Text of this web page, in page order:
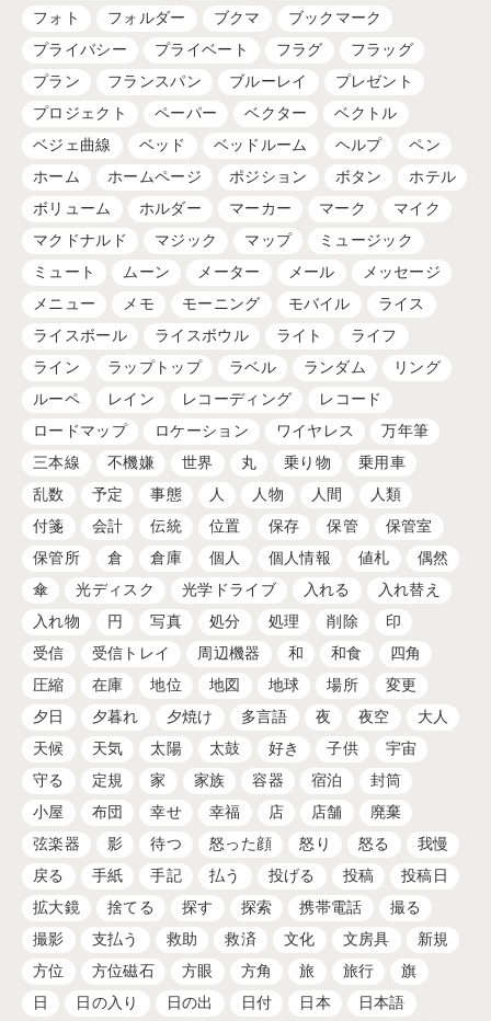
フォト
フォルダー ブクマ
ブックマーク
プライバシー
プライベート フラグ
フラッグ
プラン
フランスパン ブルーレイ
プレゼント
プロジェクト
ペーパー ベクター
ベクトル
ベジェ曲線
ベッド ベッドルーム ヘルプ
ペン
ホーム
ホームページ ポジション ボタン
ホテル
ボリューム
ホルダー マーカー マーク
マイク
マクドナルド
マジック マップ
ミュージック
ミュート
ムーン メーター メール
メッセージ
メニュー
メモ モーニング モバイル
ライス
ライスボール
ライスボウル ライト
ライフ
ライン
ラップトップ ラベル ランダム
リング
ルーペ
レイン レコーディング
レコード
ロードマップ
ロケーション ワイヤレス
万年筆
三本線
不機嫌 世界 丸 乗り物
乗用車
乱数
予定 事態 人 人物 人間
人類
付箋
会計 伝統 位置 保存 保管
保管室
保管所
倉 倉庫 個人 個人情報 値札
偶然
傘
光ディスク 光学ドライブ 入れる
入れ替え
入れ物
円 写真 処分 処理 削除
印
受信
受信トレイ 周辺機器 和 和食
四角
圧縮
在庫 地位 地図 地球 場所
変更
夕日
夕暮れ 夕焼け 多言語 夜 夜空
大人
天候
天気 太陽 太鼓 好き 子供
宇宙
守る
定規 家 家族 容器 宿泊
封筒
小屋
布団 幸せ 幸福 店 店舗
廃棄
弦楽器
影 待つ 怒った顔 怒り 怒る
我慢
戻る
手紙 手記 払う 投げる 投稿
投稿日
拡大鏡
捨てる 探す 探索 携帯電話
撮る
撮影
支払う 救助 救済 文化 文房具
新規
方位
方位磁石 方眼 方角 旅 旅行
旗
日
日の入り 日の出 日付 日本
日本語